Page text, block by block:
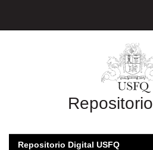
Repositorio
Repositorio Digital USFQ